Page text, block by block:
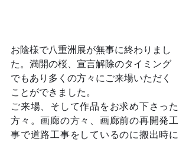
お陰様で八重洲展が無事に終わりまし
た。満開の桜、宣言解除のタイミング
でもあり多くの方々にご来場いただく
ことができました。
ご来場、そして作品をお求め下さった
方々。画廊の方々、画廊前の再開発工
事で道路工事をしているのに搬出時に